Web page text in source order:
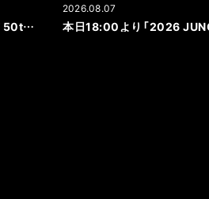
【LIVE】" SHINJUKU LOFT 50th CIRCUIT 2026 " タイムテーブル解禁
2026.08.07